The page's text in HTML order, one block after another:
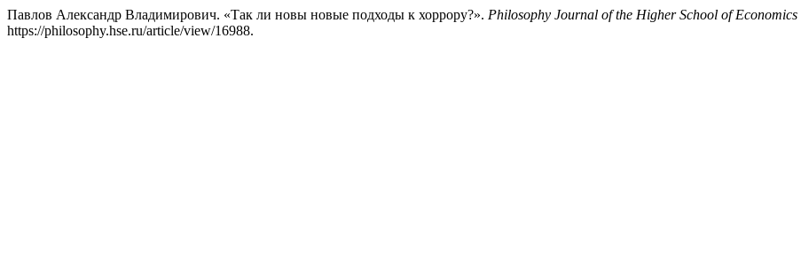
Павлов Александр Владимирович. «Так ли новы новые подходы к хоррору?». Philosophy Journal of the Higher School of Economics
https://philosophy.hse.ru/article/view/16988.